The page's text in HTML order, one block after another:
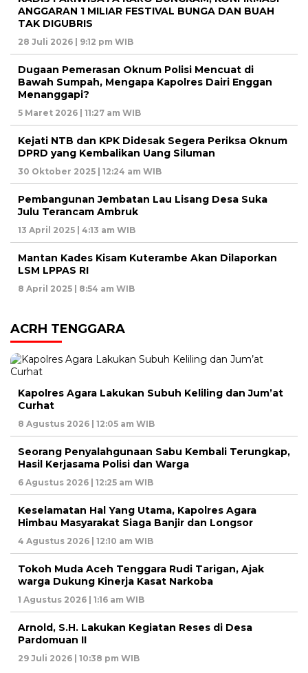
ANGGARAN 1 MILIAR FESTIVAL BUNGA DAN BUAH
TAK DIGUBRIS
28 Juli 2026 | 9:12 pm WIB
Dugaan Pemerasan Oknum Polisi Mencuat di
Bawah Sumpah, Mengapa Kapolres Dairi Enggan
Menanggapi?
5 Maret 2026 | 11:27 am WIB
Kejati NTB dan KPK Didesak Segera Periksa Oknum
DPRD yang Kembalikan Uang Siluman
30 Oktober 2025 | 12:24 am WIB
Pembangunan Jembatan Lau Lisang Desa Suka
Julu Terancam Ambruk
13 April 2025 | 4:13 am WIB
Mantan Kades Kisam Kuterambe Akan Dilaporkan
LSM LPPAS RI
8 April 2025 | 8:54 am WIB
ACRH TENGGARA
Kapolres Agara Lakukan Subuh Keliling dan Jum’at
Curhat
8 Agustus 2026 | 12:05 am WIB
Seorang Penyalahgunaan Sabu Kembali Terungkap,
Hasil Kerjasama Polisi dan Warga
6 Agustus 2026 | 12:25 am WIB
Keselamatan Hal Yang Utama, Kapolres Agara
Himbau Masyarakat Siaga Banjir dan Longsor
4 Agustus 2026 | 12:10 am WIB
Tokoh Muda Aceh Tenggara Rudi Tarigan, Ajak
warga Dukung Kinerja Kasat Narkoba
1 Agustus 2026 | 1:16 am WIB
Arnold, S.H. Lakukan Kegiatan Reses di Desa
Pardomuan II
29 Juli 2026 | 10:38 pm WIB